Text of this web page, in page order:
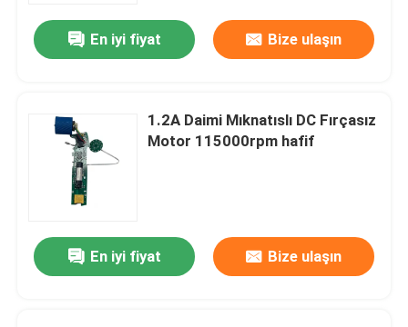
En iyi fiyat Bize ulaşın
1.2A Daimi Mıknatıslı DC Fırçasız
Motor 115000rpm hafif
En iyi fiyat Bize ulaşın